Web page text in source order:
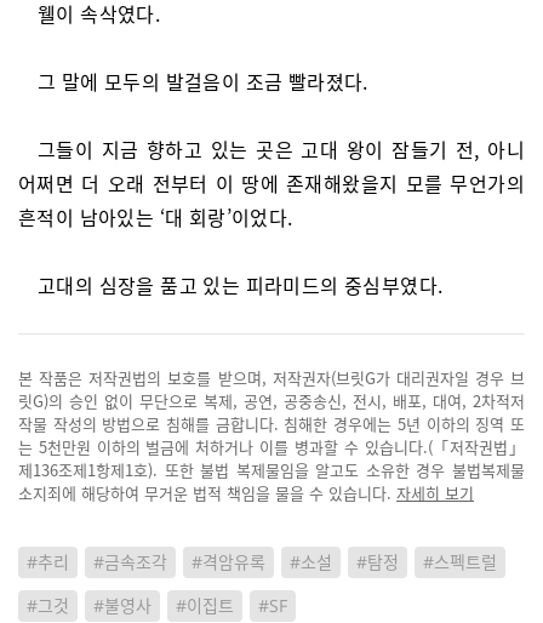
웰이 속삭였다.
그 말에 모두의 발걸음이 조금 빨라졌다.
그들이 지금 향하고 있는 곳은 고대 왕이 잠들기 전, 아니
어쩌면 더 오래 전부터 이 땅에 존재해왔을지 모를 무언가의
흔적이 남아있는 ‘대 회랑’이었다.
고대의 심장을 품고 있는 피라미드의 중심부였다.
본 작품은 저작권법의 보호를 받으며, 저작권자(브릿G가 대리권자일 경우 브
릿G)의 승인 없이 무단으로 복제, 공연, 공중송신, 전시, 배포, 대여, 2차적저
작물 작성의 방법으로 침해를 금합니다. 침해한 경우에는 5년 이하의 징역 또
는 5천만원 이하의 벌금에 처하거나 이를 병과할 수 있습니다.(「저작권법」
제136조제1항제1호). 또한 불법 복제물임을 알고도 소유한 경우 불법복제물
소지죄에 해당하여 무거운 법적 책임을 물을 수 있습니다. 자세히 보기
#추리 #금속조각 #격암유록 #소설 #탐정
#스펙트럴
#그것
#불영사 #이집트 #SF